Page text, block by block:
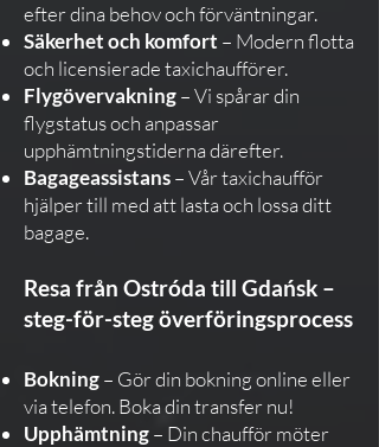
efter dina behov och förväntningar.
Säkerhet och komfort – Modern flotta
och licensierade taxichaufförer.
Flygövervakning– Vi spårar din
flygstatus och anpassar
upphämtningstiderna därefter.
Bagageassistans– Vår taxichaufför
hjälper till med att lasta och lossa ditt
bagage.
Resa från Ostróda till Gdańsk –
steg-för-steg överföringsprocess
Bokning– Gör din bokning online eller
via telefon. Boka din transfer nu!
Upphämtning– Din chaufför möter